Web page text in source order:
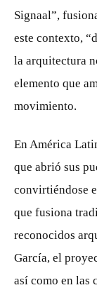
Signaal”,
este contexto,
la arquitectura
elemento que
movimiento.
En América
que abrió sus
convirtiéndose
que fusiona
reconocidos
García, el
así como en las